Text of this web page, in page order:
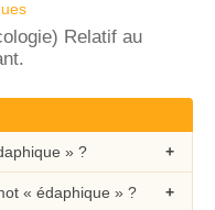
Relatif au
» ?
« édaphique » ?